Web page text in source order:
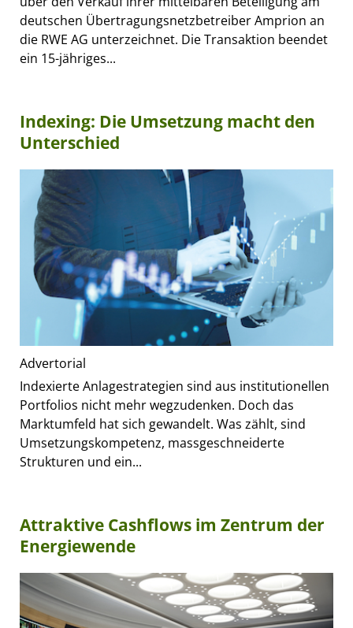
deutschen Übertragungsnetzbetreiber Amprion an
die RWE AG unterzeichnet. Die Transaktion beendet
ein 15-jähriges...
Indexing: Die Umsetzung macht den
Unterschied
Advertorial
Indexierte Anlagestrategien sind aus institutionellen
Portfolios nicht mehr wegzudenken. Doch das
Marktumfeld hat sich gewandelt. Was zählt, sind
Umsetzungskompetenz, massgeschneiderte
Strukturen und ein...
Attraktive Cashflows im Zentrum der
Energiewende